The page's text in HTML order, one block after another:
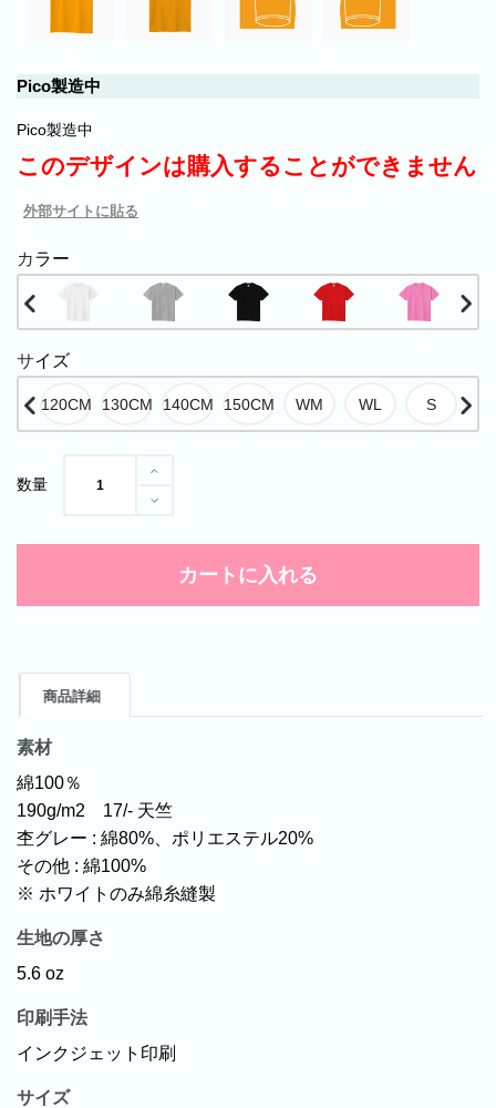
Pico製造中
Pico製造中
このデザインは購入することができません
外部サイトに貼る
カラー
サイズ
数量
カートに入れる
商品詳細
素材
綿100％
190g/m2 17/- 天竺
杢グレー : 綿80%、ポリエステル20%
その他 : 綿100%
※ ホワイトのみ綿糸縫製
生地の厚さ
5.6 oz
印刷手法
インクジェット印刷
サイズ